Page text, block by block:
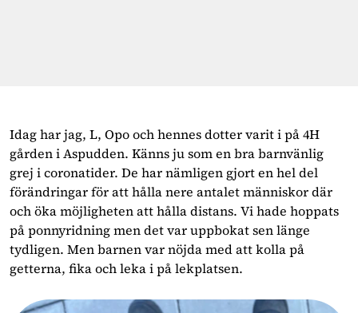
Idag har jag, L, Opo och hennes dotter varit i på 4H
gården i Aspudden. Känns ju som en bra barnvänlig
grej i coronatider. De har nämligen gjort en hel del
förändringar för att hålla nere antalet människor där
och öka möjligheten att hålla distans. Vi hade hoppats
på ponnyridning men det var uppbokat sen länge
tydligen. Men barnen var nöjda med att kolla på
getterna, fika och leka i på lekplatsen.